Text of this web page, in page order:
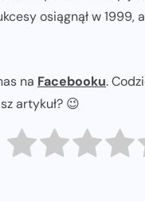
osiągnął w 1999,
na Facebooku.
artykuł? 😉